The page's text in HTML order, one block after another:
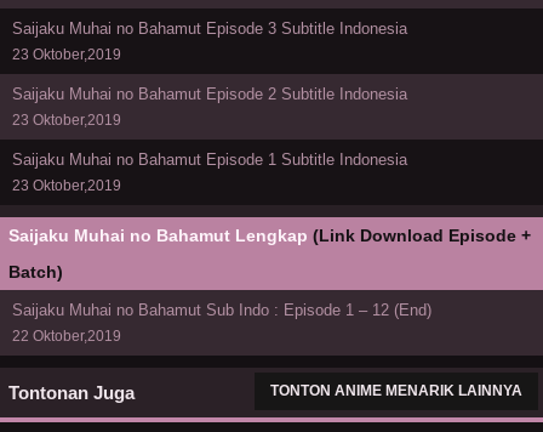
Saijaku Muhai no Bahamut Episode 3 Subtitle Indonesia
23 Oktober,2019
Saijaku Muhai no Bahamut Episode 2 Subtitle Indonesia
23 Oktober,2019
Saijaku Muhai no Bahamut Episode 1 Subtitle Indonesia
23 Oktober,2019
Saijaku Muhai no Bahamut Lengkap (Link Download Episode +
Batch)
Saijaku Muhai no Bahamut Sub Indo : Episode 1 – 12 (End)
22 Oktober,2019
Tontonan Juga TONTON ANIME MENARIK LAINNYA